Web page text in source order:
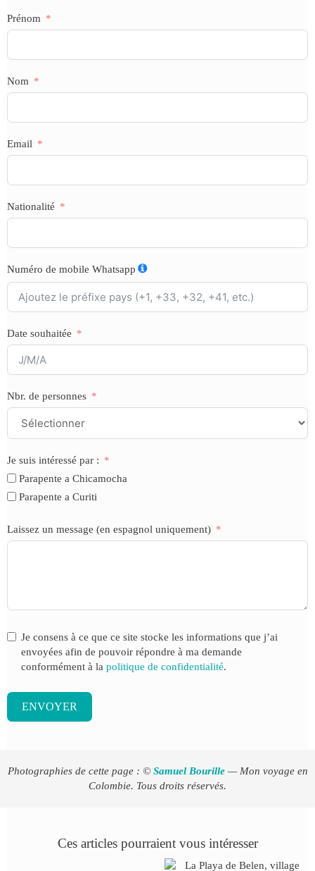
Prénom
Nom
Email
Nationalité
Numéro de mobile Whatsapp
Date souhaitée
Nbr. de personnes
Je suis intéressé par :
Parapente a Chicamocha
Parapente a Curiti
Laissez un message (en espagnol uniquement)
Je consens à ce que ce site stocke les informations que j’ai
envoyées afin de pouvoir répondre à ma demande
conformément à la politique de confidentialité.
ENVOYER
Photographies de cette page : © Samuel Bourille— Mon voyage en
Colombie. Tous droits réservés.
Ces articles pourraient vous intéresser